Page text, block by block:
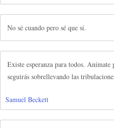
No sé cuando pero sé que sí.
Existe esperanza para todos. Anímate
seguirás sobrellevando las
Samuel Beckett